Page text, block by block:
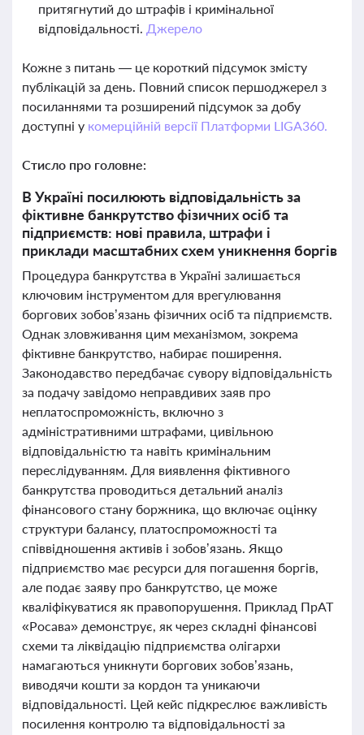
притягнутий до штрафів і кримінальної
відповідальності. Джерело
Кожне з питань — це короткий підсумок змісту
публікацій за день. Повний список першоджерел з
посиланнями та розширений підсумок за добу
доступні у комерційній версії Платформи LIGA360.
Стисло про головне:
В Україні посилюють відповідальність за
фіктивне банкрутство фізичних осіб та
підприємств: нові правила, штрафи і
приклади масштабних схем уникнення боргів
Процедура банкрутства в Україні залишається
ключовим інструментом для врегулювання
боргових зобов’язань фізичних осіб та підприємств.
Однак зловживання цим механізмом, зокрема
фіктивне банкрутство, набирає поширення.
Законодавство передбачає сувору відповідальність
за подачу завідомо неправдивих заяв про
неплатоспроможність, включно з
адміністративними штрафами, цивільною
відповідальністю та навіть кримінальним
переслідуванням. Для виявлення фіктивного
банкрутства проводиться детальний аналіз
фінансового стану боржника, що включає оцінку
структури балансу, платоспроможності та
співвідношення активів і зобов’язань. Якщо
підприємство має ресурси для погашення боргів,
але подає заяву про банкрутство, це може
кваліфікуватися як правопорушення. Приклад ПрАТ
«Росава» демонструє, як через складні фінансові
схеми та ліквідацію підприємства олігархи
намагаються уникнути боргових зобов’язань,
виводячи кошти за кордон та уникаючи
відповідальності. Цей кейс підкреслює важливість
посилення контролю та відповідальності за